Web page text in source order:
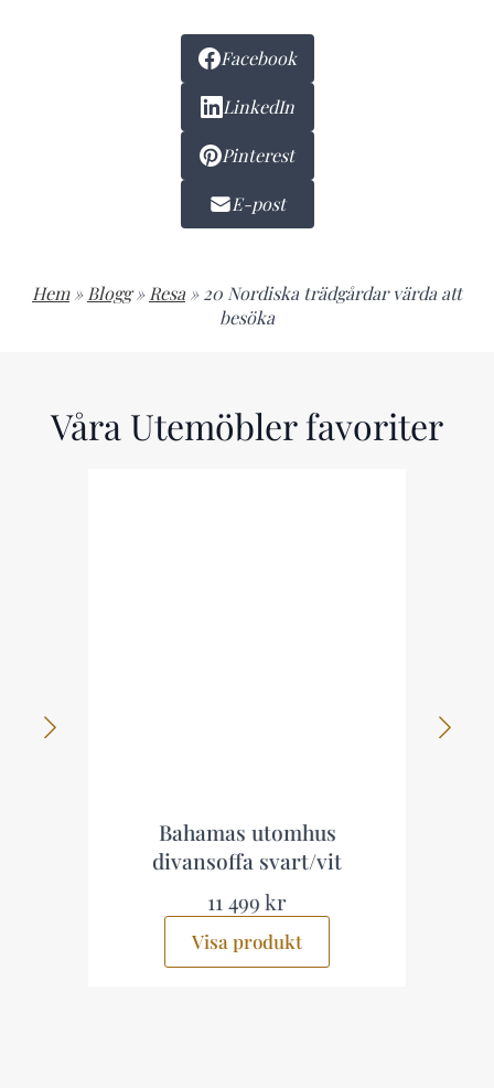
Facebook
LinkedIn
Pinterest
E-post
Hem » Blogg » Resa » 20 Nordiska trädgårdar värda att
besöka
Våra Utemöbler favoriter
Bahamas utomhus
divansoffa svart/vit
11 499 kr
Visa produkt